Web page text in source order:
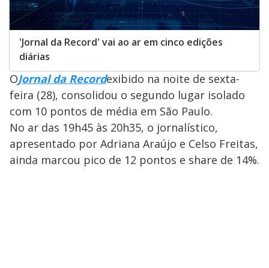
'Jornal da Record' vai ao ar em cinco edições
diárias
OJornal da Recordexibido na noite de sexta-
feira (28), consolidou o segundo lugar isolado
com 10 pontos de média em São Paulo.
No ar das 19h45 às 20h35, o jornalístico,
apresentado por Adriana Araújo e Celso Freitas,
ainda marcou pico de 12 pontos e share de 14%.